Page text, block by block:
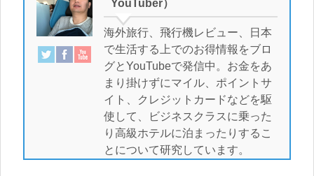
YouTuber）
海外旅行、飛行機レビュー、日本
で生活する上でのお得情報をブロ
グとYouTubeで発信中。お金をあ
まり掛けずにマイル、ポイントサ
イト、クレジットカードなどを駆
使して、ビジネスクラスに乗った
り高級ホテルに泊まったりするこ
とについて研究しています。